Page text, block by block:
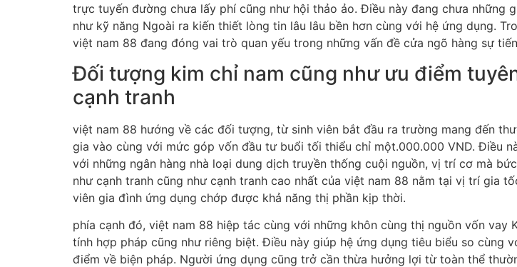
trực tuyến đường chưa lấy phí cũng như hội thảo ảo. Điều này đang chưa những
như kỹ năng Ngoài ra kiến thiết lòng tin lâu lâu bền hơn cùng với hệ ứng dụng.
việt nam 88 đang đóng vai trò quan yếu trong những vấn đề cửa ngõ hàng sự
Đối tượng kim chỉ nam cũng như ưu điểm
cạnh tranh
việt nam 88 hướng về các đối tượng, từ sinh viên bắt đầu ra trường mang đến
gia vào cùng với mức góp vốn đầu tư buổi tối thiểu chỉ một.000.000 VND. Điều
với những ngân hàng nhà loại dung dịch truyền thống cuội nguồn, vị trí cơ mà
như cạnh tranh cũng như cạnh tranh cao nhất của việt nam 88 nằm tại vị trí gia
viên gia đình ứng dụng chớp được khả năng thị phần kịp thời.
phía cạnh đó, việt nam 88 hiệp tác cùng với những khôn cùng thị nguồn vốn vay
tính hợp pháp cũng như riêng biệt. Điều này giúp hệ ứng dụng tiêu biểu so cùng
điểm về biện pháp. Người ứng dụng cũng trở cần thừa hưởng lợi từ toàn thể